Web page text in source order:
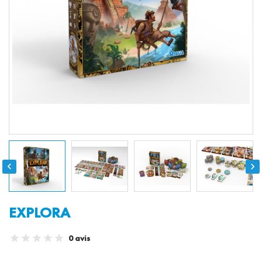
 
EXPLORA
0 avis